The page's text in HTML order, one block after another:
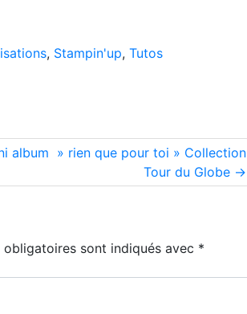
, Stampin'up, Tutos
album » rien que pour toi » Collection
Tour du Globe
obligatoires sont indiqués avec *